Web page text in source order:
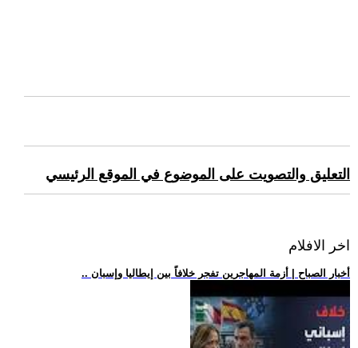
التعليق والتصويت على الموضوع في الموقع الرئيسي
اخر الافلام
.. أخبار الصباح | أزمة المهاجرين تفجر خلافاً بين إيطاليا وإسبان